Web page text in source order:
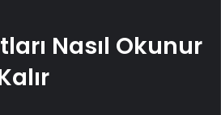
Nasıl Okunur